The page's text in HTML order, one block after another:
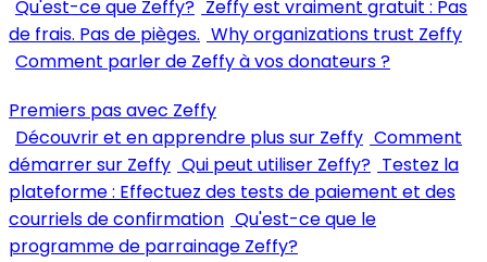
Qu'est-ce que Zeffy? Zeffy est vraiment gratuit : Pas
de frais. Pas de pièges. Why organizations trust Zeffy
Comment parler de Zeffy à vos donateurs ?
Premiers pas avec Zeffy
Découvrir et en apprendre plus sur Zeffy Comment
démarrer sur Zeffy Qui peut utiliser Zeffy? Testez la
plateforme : Effectuez des tests de paiement et des
courriels de confirmation Qu'est-ce que le
programme de parrainage Zeffy?